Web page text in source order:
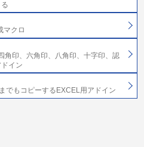
マクロ
角印、六角印、八角印、十字印、認
イン
でもコピーするEXCEL用アドイン